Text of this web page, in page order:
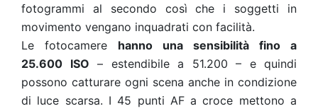
fotogrammi al secondo così che i soggetti in
movimento vengano inquadrati con facilità.
Le fotocamere hanno una sensibilità fino a
25.600 ISO – estendibile a 51.200 – e quindi
possono catturare ogni scena anche in condizione
di luce scarsa. I 45 punti AF a croce mettono a